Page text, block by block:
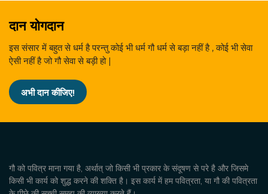
दान योगदान
इस संसार में बहुत से धर्म है परन्तु कोई भी धर्म गौ धर्म से बड़ा नहीं है , कोई भी सेवा
ऐसी नहीं है जो गौ सेवा से बड़ी हो |
अभी दान कीजिए!
गौ को पवित्र माना गया है, अर्थात् जो किसी भी प्रकार के संदूषण से परे है और जिसमे
किसी भी कार्य को शुद्ध करने की शक्ति है। इस कार्य में हम पवित्रता, या गौ की पवित्रता